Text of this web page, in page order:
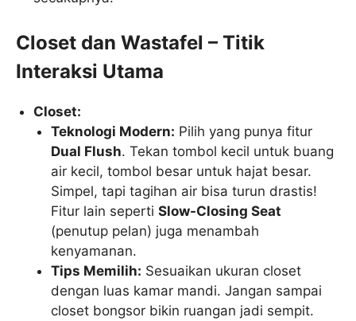
Closet dan Wastafel – Titik
Interaksi Utama
Closet:
Teknologi Modern: Pilih yang punya fitur
Dual Flush. Tekan tombol kecil untuk buang
air kecil, tombol besar untuk hajat besar.
Simpel, tapi tagihan air bisa turun drastis!
Fitur lain sepertiSlow-Closing Seat
(penutup pelan) juga menambah
kenyamanan.
Tips Memilih: Sesuaikan ukuran closet
dengan luas kamar mandi. Jangan sampai
closet bongsor bikin ruangan jadi sempit.